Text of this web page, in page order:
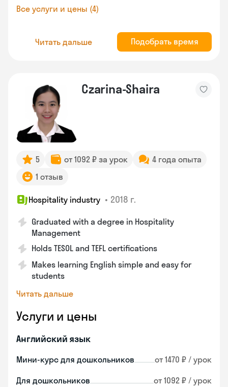
Все услуги и цены (4)
Читать дальше Подобрать время
Czarina-Shaira
5 от 1092 ₽ за урок
4 года опыта
1 отзыв
Hospitality industry • 2018 г.
Graduated with a degree in Hospitality
Management
Holds TESOL and TEFL certifications
Makes learning English simple and easy for
students
Читать дальше
Услуги и цены
Английский язык
Мини-курс для дошкольников от 1470 ₽ / урок
Для дошкольников от 1092 ₽ / урок